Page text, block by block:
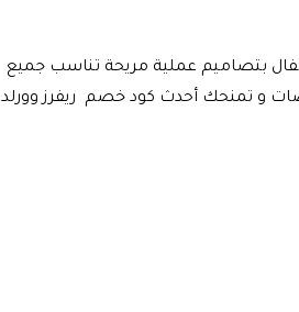
بتصاميم عملية مريحة تناسب جميع
و تمنحك أحدث كود خصم ريفرز وورلد